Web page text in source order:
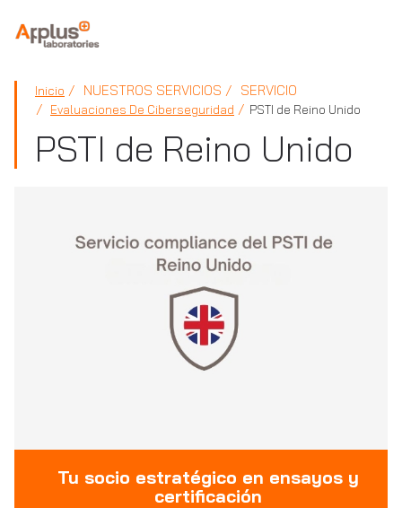
APPLUS+
Inicio NUESTROS SERVICIOS SERVICIO
Evaluaciones De Ciberseguridad PSTI de Reino Unido
PSTI de Reino Unido
Tu socio estratégico en ensayos y
certificación